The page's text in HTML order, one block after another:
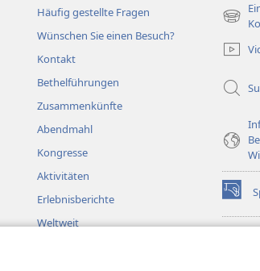
Häufig gestellte Fragen
Wünschen Sie einen Besuch?
Kontakt
Bethelführungen
Zusammenkünfte
Abendmahl
Kongresse
Aktivitäten
Erlebnisberichte
Weltweit
(öffnet
(öffnet
neues